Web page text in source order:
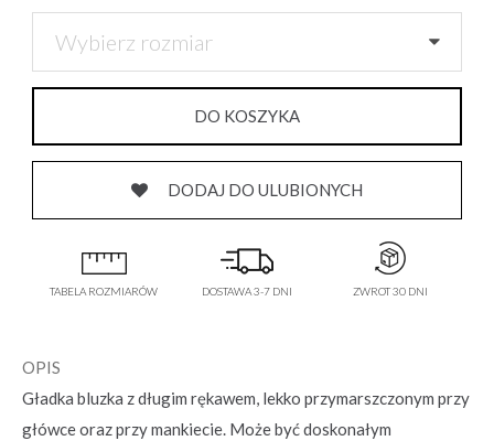
Wybierz rozmiar
DODAJ DO ULUBIONYCH
TABELA ROZMIARÓW DOSTAWA 3-7 DNI ZWROT 30 DNI
OPIS
Gładka bluzka z długim rękawem, lekko przymarszczonym przy
główce oraz przy mankiecie. Może być doskonałym